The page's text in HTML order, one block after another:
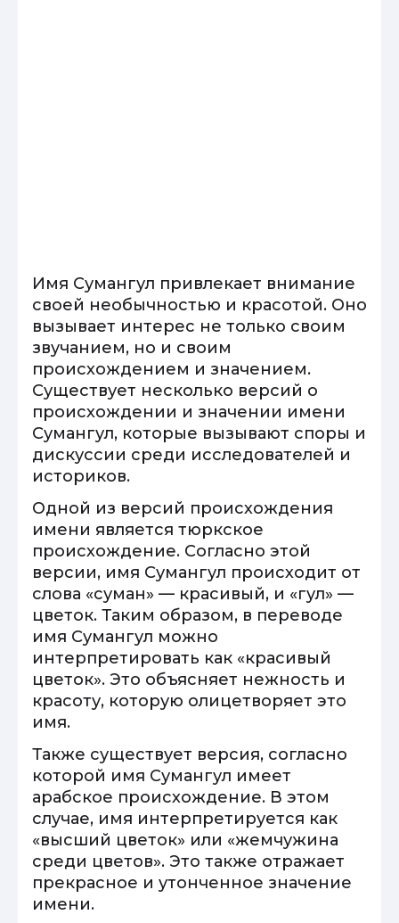
Имя Сумангул привлекает внимание
своей необычностью и красотой. Оно
вызывает интерес не только своим
звучанием, но и своим
происхождением и значением.
Существует несколько версий о
происхождении и значении имени
Сумангул, которые вызывают споры и
дискуссии среди исследователей и
историков.
Одной из версий происхождения
имени является тюркское
происхождение. Согласно этой
версии, имя Сумангул происходит от
слова «суман» — красивый, и «гул» —
цветок. Таким образом, в переводе
имя Сумангул можно
интерпретировать как «красивый
цветок». Это объясняет нежность и
красоту, которую олицетворяет это
имя.
Также существует версия, согласно
которой имя Сумангул имеет
арабское происхождение. В этом
случае, имя интерпретируется как
«высший цветок» или «жемчужина
среди цветов». Это также отражает
прекрасное и утонченное значение
имени.